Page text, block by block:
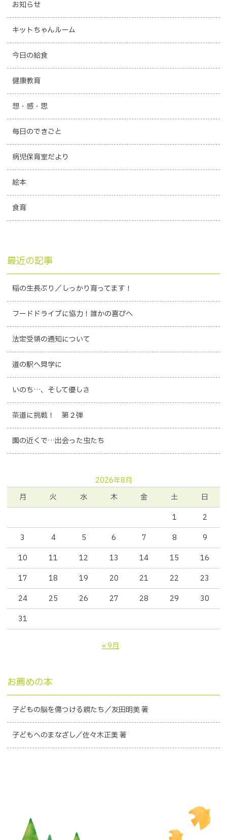
お知らせ
キットちゃんルーム
今日の給食
健康教育
想・感・思
毎日のできごと
病児保育室だより
絵本
食育
最近の記事
稲の生長ぶり／しっかり育ってます！
フードドライブに協力！誰かの喜びへ
法定受領の通知について
道の駅へ見学に
いのち…、そして優しさ
茶道に挑戦！ 第２弾
園の近くで…出会った虫たち
2026年8月
月
火 水 木 金 土
日
1
2
3
4 5 6 7 8
9
10
11 12 13 14 15
16
17
18 19 20 21 22
23
24
25 26 27 28 29
30
31
« 9月
お薦めの本
子どもの脳を傷つける親たち／友田明美 著
子どもへのまなざし／佐々木正美 著